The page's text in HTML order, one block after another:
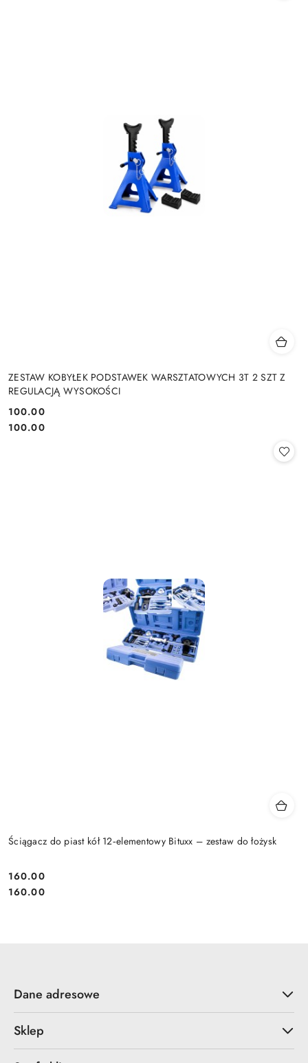
ZESTAW KOBYŁEK PODSTAWEK WARSZTATOWYCH 3T 2 SZT Z
REGULACJĄ WYSOKOŚCI
Cena:
100.00
Cena:
100.00
Ściągacz do piast kół 12‑elementowy Bituxx – zestaw do łożysk
Cena:
160.00
Cena:
160.00
Dane adresowe
Sklep